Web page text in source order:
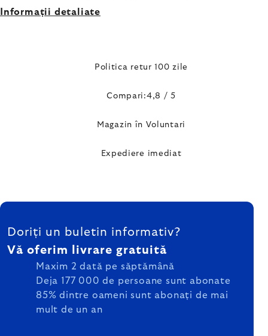
Informaţii detaliate
Politica retur 100 zile
Compari:4,8 / 5
Magazin în Voluntari
Expediere imediat
SUBSOL
Doriți un buletin informativ?
Vă oferim livrare gratuită
Maxim 2 dată pe săptămână
Deja 177 000 de persoane sunt abonate
85% dintre oameni sunt abonați de mai
mult de un an